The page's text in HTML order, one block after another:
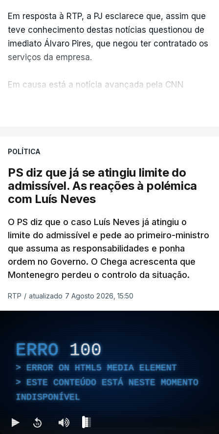
Em resposta à RTP, a PJ esclarece que, assim que
teve conhecimento destas notícias questionou de
imediato Álvaro Pires, que negou ter contratado os
serviços da empresa.
Em causa está a notícia avançada pela CNN
abertura de qualquer processo disciplinar, por não
ter qualquer elemento que indicie a realização
dessas obras.
Empreiteiro da
Construbarcelos também
fez obras na casa do diretor
financeiro da PJ
atualizado 7 Agosto 2026, 14:25
também trabalhou para o
diretor financeiro da PJ
atualizado 7 Agosto 2026, 14:26
POLÍTICA
PS diz que já se atingiu limite do
admissível. As reações à polémica
com Luís Neves
O PS diz que o caso Luís Neves já atingiu o
limite do admissível e pede ao primeiro-ministro
que assuma as responsabilidades e ponha
ordem no Governo. O Chega acrescenta que
Montenegro perdeu o controlo da situação.
RTP / atualizado 7 Agosto 2026, 15:50
ERRO 100
ERROR ON HTML5 MEDIA ELEMENT
ESTE CONTEÚDO ESTÁ NESTE MOMENTO
INDISPONÍVEL